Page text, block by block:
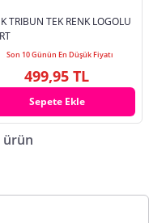
TRIBUN TEK RENK LOGOLU
Son 10 Günün En Düşük Fiyatı
499,95 TL
Sepete Ekle
ürün